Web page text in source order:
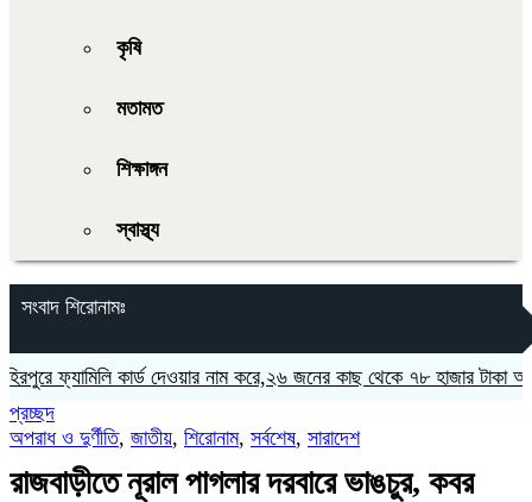
কৃষি
মতামত
শিক্ষাঙ্গন
স্বাস্থ্য
সংবাদ শিরোনামঃ
কার্ড দেওয়ার নাম করে,২৬ জনের কাছ থেকে ৭৮ হাজার টাকা আদায়ের
প্রচ্ছদ
অপরাধ ও দুর্ণীতি, জাতীয়, শিরোনাম, সর্বশেষ, সারাদেশ
রাজবাড়ীতে নূরাল পাগলার দরবারে ভাঙচুর, কবর